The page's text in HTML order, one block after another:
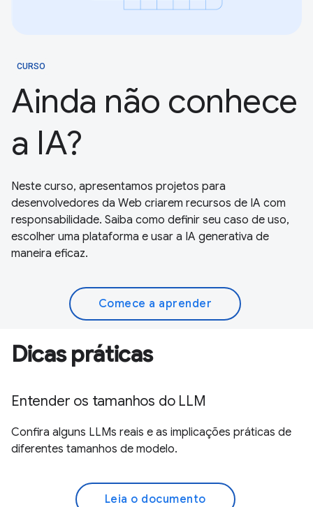
CURSO
Ainda não conhece
a IA?
Neste curso, apresentamos projetos para
desenvolvedores da Web criarem recursos de IA com
responsabilidade. Saiba como definir seu caso de uso,
escolher uma plataforma e usar a IA generativa de
maneira eficaz.
Comece a aprender
Dicas práticas
Entender os tamanhos do LLM
Confira alguns LLMs reais e as implicações práticas de
diferentes tamanhos de modelo.
Leia o documento